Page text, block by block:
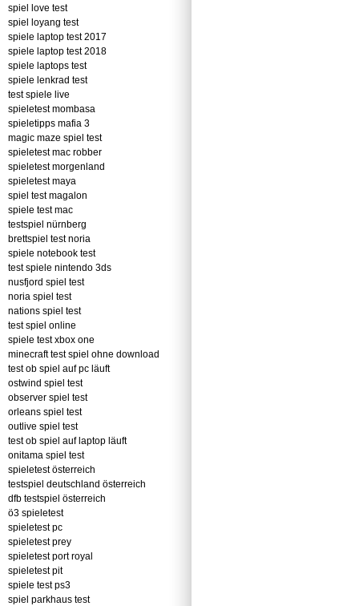
spiel love test
spiel loyang test
spiele laptop test 2017
spiele laptop test 2018
spiele laptops test
spiele lenkrad test
test spiele live
spieletest mombasa
spieletipps mafia 3
magic maze spiel test
spieletest mac robber
spieletest morgenland
spieletest maya
spiel test magalon
spiele test mac
testspiel nürnberg
brettspiel test noria
spiele notebook test
test spiele nintendo 3ds
nusfjord spiel test
noria spiel test
nations spiel test
test spiel online
spiele test xbox one
minecraft test spiel ohne download
test ob spiel auf pc läuft
ostwind spiel test
observer spiel test
orleans spiel test
outlive spiel test
test ob spiel auf laptop läuft
onitama spiel test
spieletest österreich
testspiel deutschland österreich
dfb testspiel österreich
ö3 spieletest
spieletest pc
spieletest prey
spieletest port royal
spieletest pit
spiele test ps3
spiel parkhaus test